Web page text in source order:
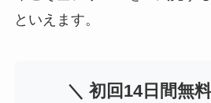
といえます。
＼ 初回14日間無